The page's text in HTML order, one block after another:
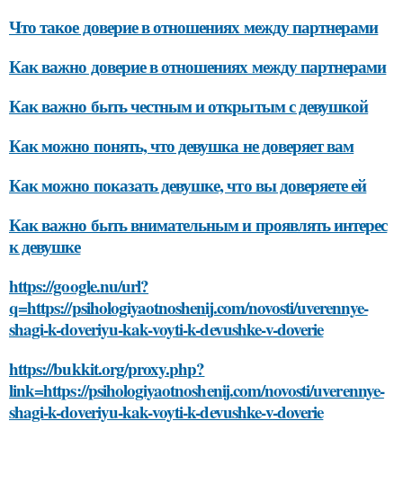
Что такое доверие в отношениях между партнерами
Как важно доверие в отношениях между партнерами
Как важно быть честным и открытым с девушкой
Как можно понять, что девушка не доверяет вам
Как можно показать девушке, что вы доверяете ей
Как важно быть внимательным и проявлять интерес
к девушке
https://google.nu/url?
q=https://psihologiyaotnoshenij.com/novosti/uverennye-
shagi-k-doveriyu-kak-voyti-k-devushke-v-doverie
https://bukkit.org/proxy.php?
link=https://psihologiyaotnoshenij.com/novosti/uverennye-
shagi-k-doveriyu-kak-voyti-k-devushke-v-doverie